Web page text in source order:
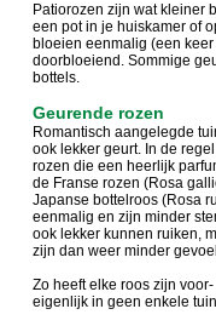
Patiorozen zijn wat kleiner
een pot in je huiskamer of
bloeien eenmalig (een
doorbloeiend. Sommige
bottels.
Geurende rozen
Romantisch aangelegde
ook lekker geurt. In de
rozen die een heerlijk
de Franse rozen (Rosa
Japanse bottelroos (Rosa
eenmalig en zijn minder
ook lekker kunnen ruiken,
zijn dan weer minder
Zo heeft elke roos zijn
eigenlijk in geen enkele